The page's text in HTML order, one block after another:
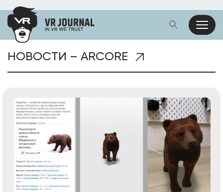
НОВОСТИ – ARCORE